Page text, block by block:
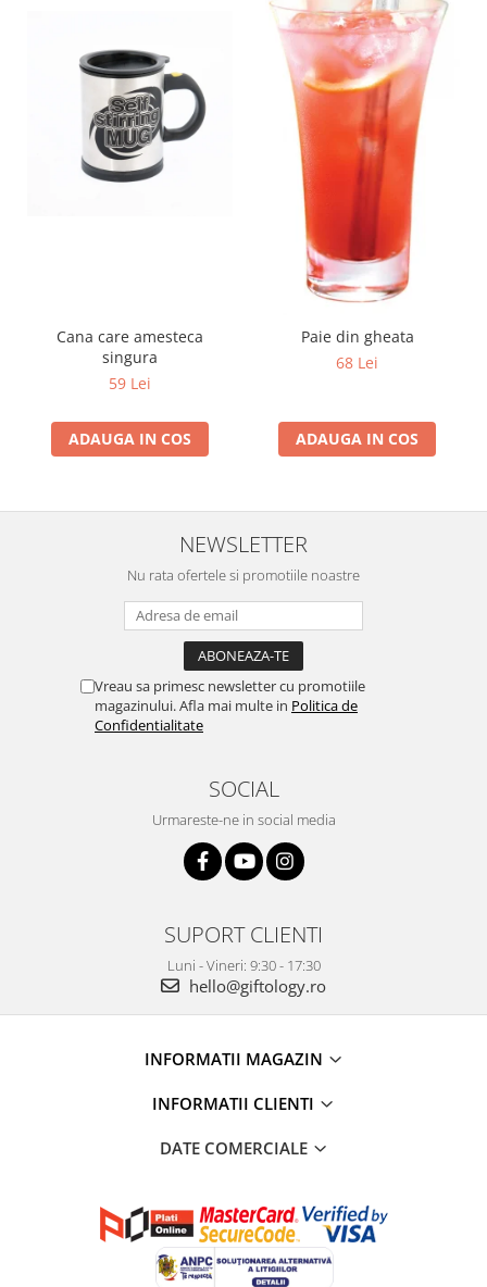
Cana care amesteca
singura
59 Lei
ADAUGA IN COS
Paie din gheata
68 Lei
ADAUGA IN COS
NEWSLETTER
Nu rata ofertele si promotiile noastre
Vreau sa primesc newsletter cu promotiile
magazinului. Afla mai multe in Politica de
Confidentialitate
SOCIAL
Urmareste-ne in social media
SUPORT CLIENTI
Luni - Vineri: 9:30 - 17:30
hello@giftology.ro
INFORMATII MAGAZIN
INFORMATII CLIENTI
DATE COMERCIALE